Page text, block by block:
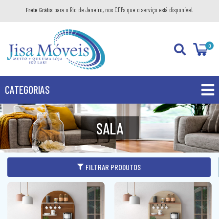
Frete Grátis para o Rio de Janeiro, nos CEPs que o serviço está disponível.
0
CATEGORIAS
PROMOÇÕES
PRODUTOS
BANHEIRO
KIT GABINETE
BALCÃO
BANDEJA DECORATIVA
DORMITÓRIO
SALA
FILTRAR PRODUTOS